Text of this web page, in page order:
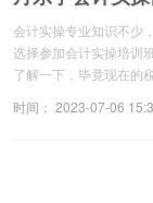
会计实操专业知识不少
选择参加会计实操培训
了解一下，毕竟现在的
时间： 2023-07-06